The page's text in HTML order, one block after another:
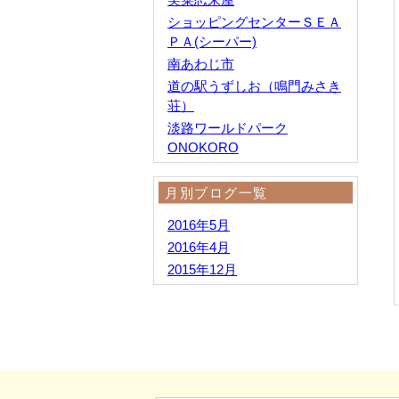
ショッピングセンターＳＥＡ
ＰＡ(シーパー)
南あわじ市
道の駅うずしお（鳴門みさき
荘）
淡路ワールドパーク
ONOKORO
月別ブログ一覧
2016年5月
2016年4月
2015年12月